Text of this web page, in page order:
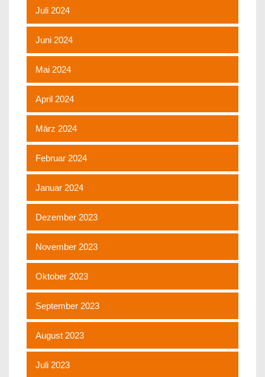
Juli 2024
Juni 2024
Mai 2024
April 2024
März 2024
Februar 2024
Januar 2024
Dezember 2023
November 2023
Oktober 2023
September 2023
August 2023
Juli 2023